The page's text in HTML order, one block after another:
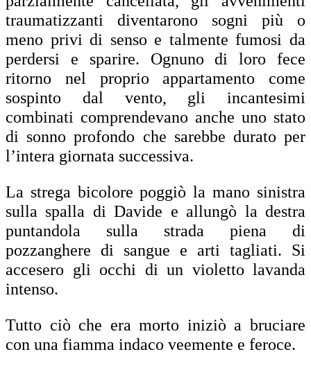
traumatizzanti diventarono sogni più o
meno privi di senso e talmente fumosi da
perdersi e sparire. Ognuno di loro fece
ritorno nel proprio appartamento come
sospinto dal vento, gli incantesimi
combinati comprendevano anche uno stato
di sonno profondo che sarebbe durato per
l’intera giornata successiva.
La strega bicolore poggiò la mano sinistra
sulla spalla di Davide e allungò la destra
puntandola sulla strada piena di
pozzanghere di sangue e arti tagliati. Si
accesero gli occhi di un violetto lavanda
intenso.
Tutto ciò che era morto iniziò a bruciare
con una fiamma indaco veemente e feroce.